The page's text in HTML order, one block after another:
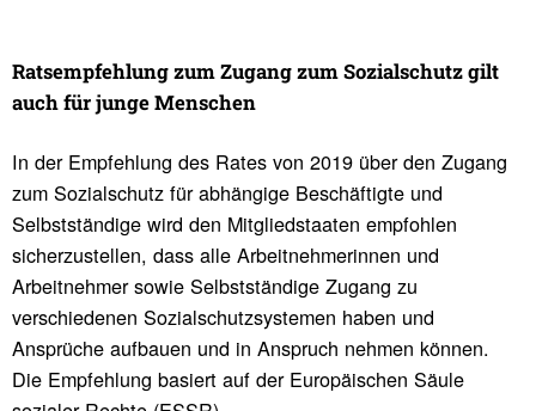
Rats­emp­feh­lung zum Zugang zum Sozi­al­schutz gilt
auch für junge Menschen
In der Empfehlung des Rates von 2019 über den Zugang
zum Sozialschutz für abhängige Beschäftigte und
Selbstständige wird den Mitgliedstaaten empfohlen
sicherzustellen, dass alle Arbeitnehmerinnen und
Arbeitnehmer sowie Selbstständige Zugang zu
verschiedenen Sozialschutzsystemen haben und
Ansprüche aufbauen und in Anspruch nehmen können.
Die Empfehlung basiert auf der Europäischen Säule